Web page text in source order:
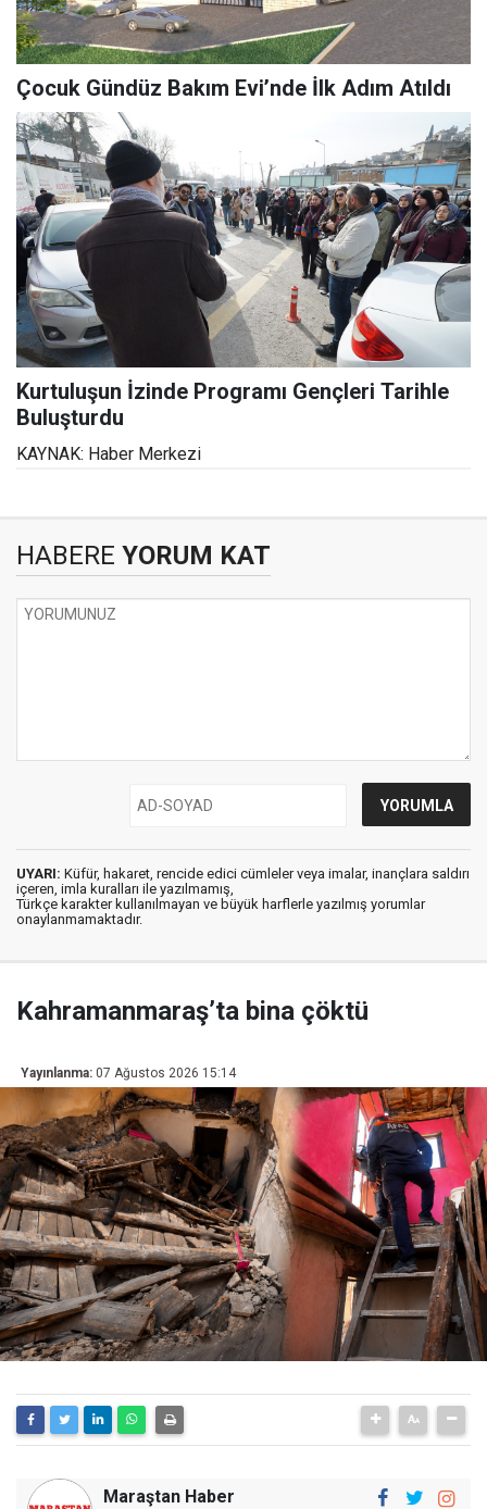
Çocuk Gündüz Bakım Evi’nde İlk Adım Atıldı
Kurtuluşun İzinde Programı Gençleri Tarihle
Buluşturdu
KAYNAK: Haber Merkezi
HABERE YORUM KAT
UYARI: Küfür, hakaret, rencide edici cümleler veya imalar, inançlara saldırı
içeren, imla kuralları ile yazılmamış,
Türkçe karakter kullanılmayan ve büyük harflerle yazılmış yorumlar
onaylanmamaktadır.
Kahramanmaraş’ta bina çöktü
Yayınlanma: 07 Ağustos 2026 15:14
Maraştan Haber